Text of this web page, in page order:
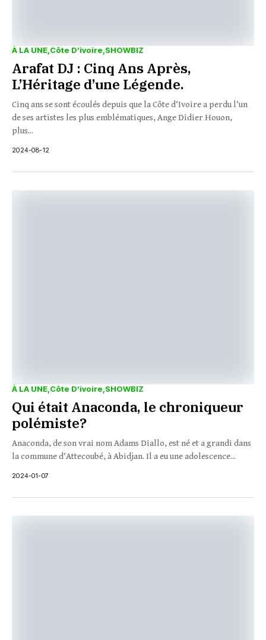
À LA UNE Côte D’ivoire SHOWBIZ
Arafat DJ : Cinq Ans Après,
L’Héritage d’une Légende.
Cinq ans se sont écoulés depuis que la Côte d’Ivoire a perdu l’un
de ses artistes les plus emblématiques, Ange Didier Houon,
plus...
2024-08-12
À LA UNE Côte D’ivoire SHOWBIZ
Qui était Anaconda, le chroniqueur
polémiste?
Anaconda, de son vrai nom Adams Diallo, est né et a grandi dans
la commune d’Attecoubé, à Abidjan. Il a eu une adolescence...
2024-01-07